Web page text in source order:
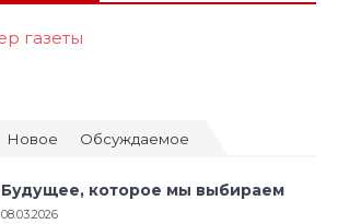
Новое Обсуждаемое
Будущее, которое мы выбираем
08.03.2026